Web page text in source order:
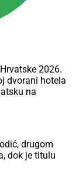
2026.
dvorani hotela
na
drugom
dok je titulu